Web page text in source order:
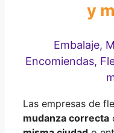
y
Embalaje,
Encomiendas,
Las empresas de
mudanza correcta